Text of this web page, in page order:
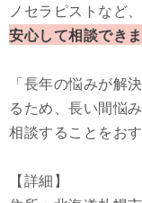
ノセラピストなど、
安心して相談できま
「長年の悩みが解
るため、長い間悩
相談することをおす
【詳細】